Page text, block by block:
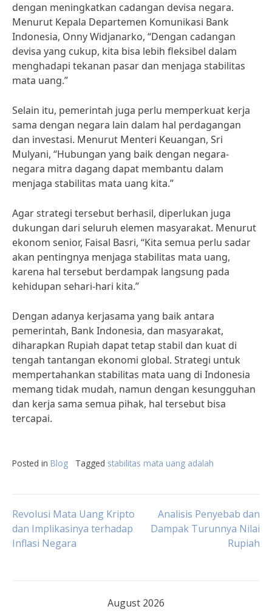
dengan meningkatkan cadangan devisa negara.
Menurut Kepala Departemen Komunikasi Bank
Indonesia, Onny Widjanarko, “Dengan cadangan
devisa yang cukup, kita bisa lebih fleksibel dalam
menghadapi tekanan pasar dan menjaga stabilitas
mata uang.”
Selain itu, pemerintah juga perlu memperkuat kerja
sama dengan negara lain dalam hal perdagangan
dan investasi. Menurut Menteri Keuangan, Sri
Mulyani, “Hubungan yang baik dengan negara-
negara mitra dagang dapat membantu dalam
menjaga stabilitas mata uang kita.”
Agar strategi tersebut berhasil, diperlukan juga
dukungan dari seluruh elemen masyarakat. Menurut
ekonom senior, Faisal Basri, “Kita semua perlu sadar
akan pentingnya menjaga stabilitas mata uang,
karena hal tersebut berdampak langsung pada
kehidupan sehari-hari kita.”
Dengan adanya kerjasama yang baik antara
pemerintah, Bank Indonesia, dan masyarakat,
diharapkan Rupiah dapat tetap stabil dan kuat di
tengah tantangan ekonomi global. Strategi untuk
mempertahankan stabilitas mata uang di Indonesia
memang tidak mudah, namun dengan kesungguhan
dan kerja sama semua pihak, hal tersebut bisa
tercapai.
Posted in Blog Tagged stabilitas mata uang adalah
Post
navigation
Revolusi Mata Uang Kripto
dan Implikasinya terhadap
Inflasi Negara
Analisis Penyebab dan
Dampak Turunnya Nilai
Rupiah
August 2026